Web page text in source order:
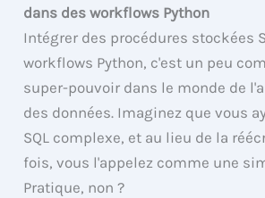
dans des workflows Python
Intégrer des procédures stockées
workflows Python, c'est un peu
super-pouvoir dans le monde de
des données. Imaginez que vous
SQL complexe, et au lieu de la
fois, vous l'appelez comme une
Pratique, non ?